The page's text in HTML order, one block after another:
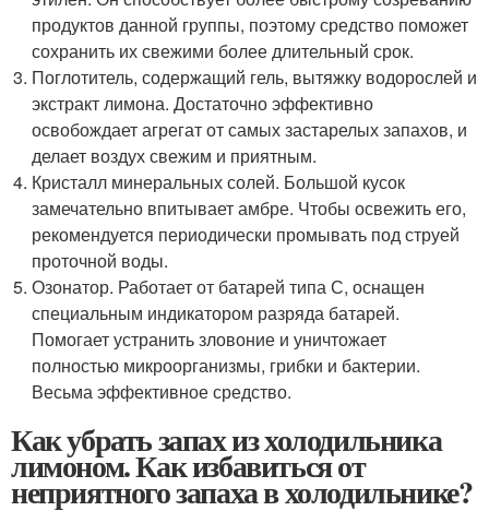
продуктов данной группы, поэтому средство поможет
сохранить их свежими более длительный срок.
Поглотитель, содержащий гель, вытяжку водорослей и
экстракт лимона. Достаточно эффективно
освобождает агрегат от самых застарелых запахов, и
делает воздух свежим и приятным.
Кристалл минеральных солей. Большой кусок
замечательно впитывает амбре. Чтобы освежить его,
рекомендуется периодически промывать под струей
проточной воды.
Озонатор. Работает от батарей типа С, оснащен
специальным индикатором разряда батарей.
Помогает устранить зловоние и уничтожает
полностью микроорганизмы, грибки и бактерии.
Весьма эффективное средство.
Как убрать запах из холодильника
лимоном. Как избавиться от
неприятного запаха в холодильнике?